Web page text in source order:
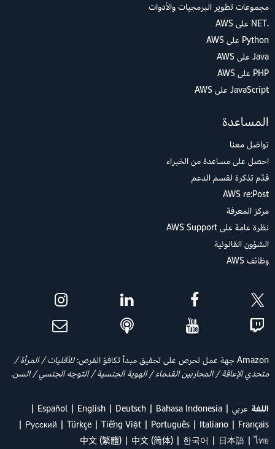
مجموعات تطوير البرمجيات والأدوات
.NET على AWS
Python على AWS
Java على AWS
PHP على AWS
JavaScript على AWS
المساعدة
تواصَل معنا
احصل على مساعدة من الخبراء
قدّم تذكرة لقسم الدعم
AWS re:Post
مركز المعرفة
نظرة عامة على AWS Support
الشؤون القانونية
وظائف AWS
Amazon جهة عمل تحرص على تحقيق مبدأ تكافؤ الفرص:
للأقليات / المرأة /
متحدي الإعاقة / المحاربين القدماء / الهوية الجنسية / التوجه الجنسي / السن.
اللغة عربي Bahasa Indonesia
Deutsch
English
Español
Français
Italiano
Português
Tiếng Việt
Türkçe
Ρусский
ไทย
日本語
한국어
中文 (简体)
中文 (繁體)